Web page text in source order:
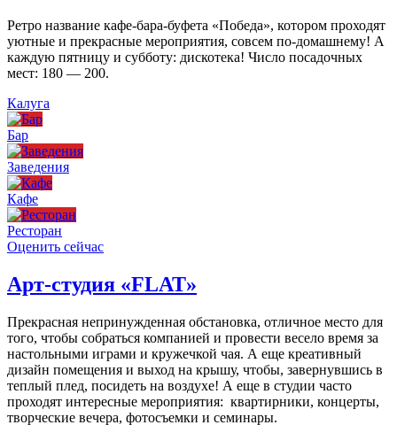
Ретро название кафе-бара-буфета «Победа», котором проходят
уютные и прекрасные мероприятия, совсем по-домашнему! А
каждую пятницу и субботу: дискотека! Число посадочных
мест: 180 — 200.
Калуга
Бар
Заведения
Кафе
Ресторан
Оценить сейчас
Арт-студия «FLAT»
Прекрасная непринужденная обстановка, отличное место для
того, чтобы собраться компанией и провести весело время за
настольными играми и кружечкой чая. А еще креативный
дизайн помещения и выход на крышу, чтобы, завернувшись в
теплый плед, посидеть на воздухе! А еще в студии часто
проходят интересные мероприятия: квартирники, концерты,
творческие вечера, фотосъемки и семинары.